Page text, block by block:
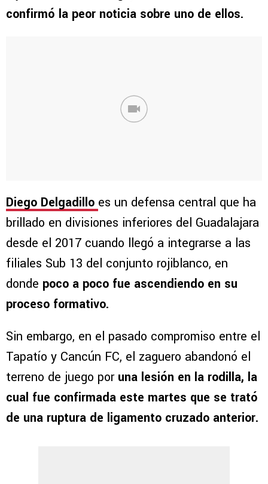
confirmó la peor noticia sobre uno de ellos.
Diego Delgadillo es un defensa central que ha
brillado en divisiones inferiores del Guadalajara
desde el 2017 cuando llegó a integrarse a las
filiales Sub 13 del conjunto rojiblanco, en
donde poco a poco fue ascendiendo en su
proceso formativo.
Sin embargo, en el pasado compromiso entre el
Tapatío y Cancún FC, el zaguero abandonó el
terreno de juego por una lesión en la rodilla, la
cual fue confirmada este martes que se trató
de una ruptura de ligamento cruzado anterior.